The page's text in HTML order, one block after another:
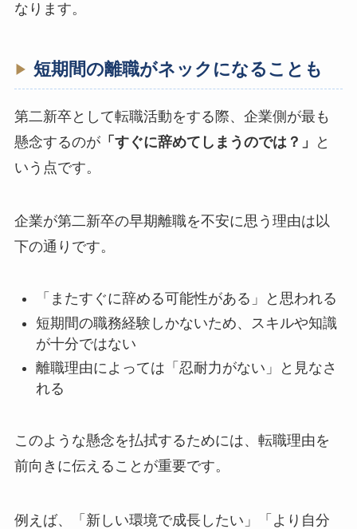
なります。
短期間の離職がネックになることも
第二新卒として転職活動をする際、企業側が最も
懸念するのが「すぐに辞めてしまうのでは？」
と
いう点です。
企業が第二新卒の早期離職を不安に思う理由は以
下の通りです。
「またすぐに辞める可能性がある」と思われる
短期間の職務経験しかないため、スキルや知識
が十分ではない
離職理由によっては「忍耐力がない」と見なさ
れる
このような懸念を払拭するためには、転職理由を
前向きに伝えることが重要です。
例えば、「新しい環境で成長したい」「より自分